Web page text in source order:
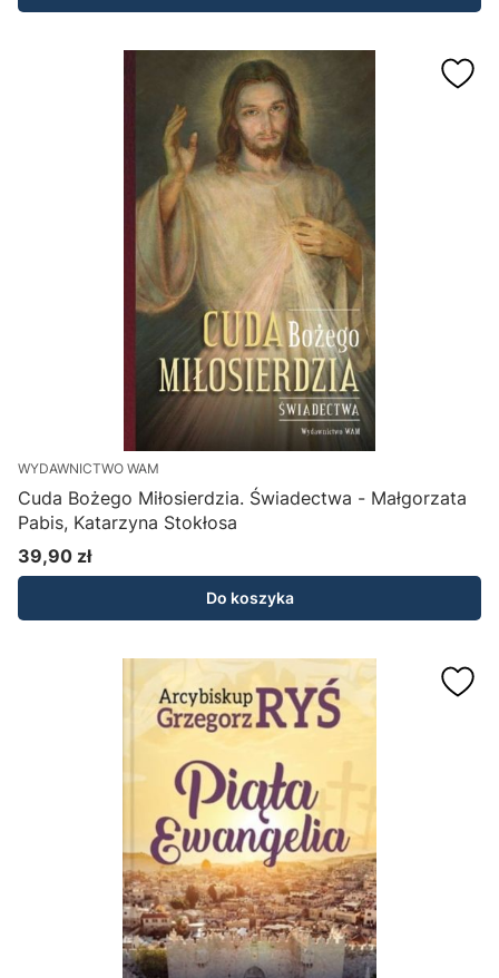
WYDAWNICTWO WAM
Cuda Bożego Miłosierdzia. Świadectwa - Małgorzata
Pabis, Katarzyna Stokłosa
Cena
39,90 zł
Do koszyka